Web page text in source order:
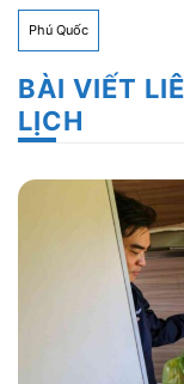
Phú Quốc
BÀI VIẾT
LỊCH